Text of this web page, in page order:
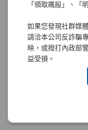
「領取飆股」、「
如果您發現社群媒
請洽本公司反詐騙
映，或撥打內政部
益受損。
綠色採購
元大證券長期推
款」規範採購時
之星、節水、綠
之產品。並積極
市政府推動之「
畫」。截至
由提倡綠色採購